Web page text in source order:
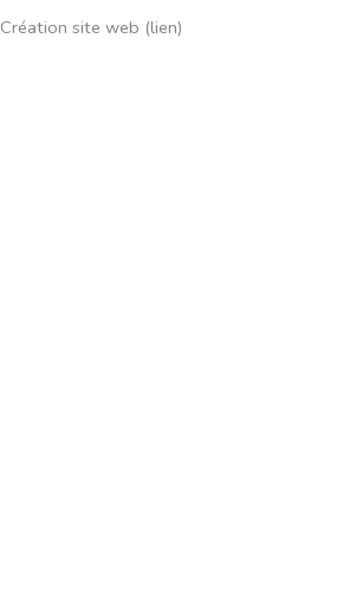
Création site web (lien)